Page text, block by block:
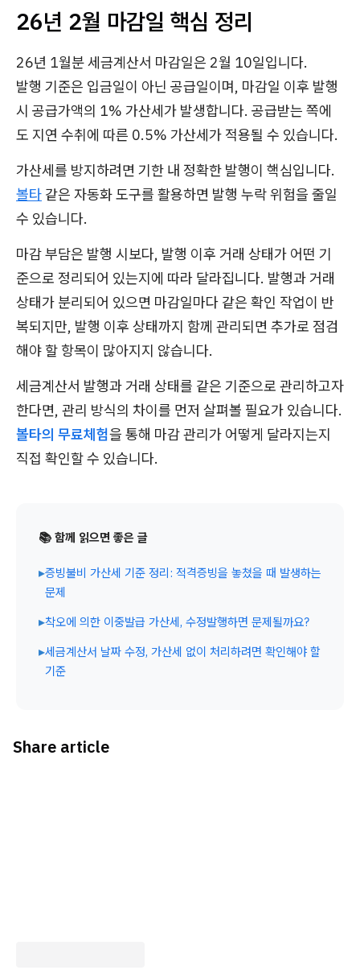
26년 2월 마감일 핵심 정리
26년 1월분 세금계산서 마감일은 2월 10일입니다.
발행 기준은 입금일이 아닌 공급일이며, 마감일 이후 발행
시 공급가액의 1% 가산세가 발생합니다. 공급받는 쪽에
도 지연 수취에 따른 0.5% 가산세가 적용될 수 있습니다.
가산세를 방지하려면 기한 내 정확한 발행이 핵심입니다.
볼타 같은 자동화 도구를 활용하면 발행 누락 위험을 줄일
수 있습니다.
마감 부담은 발행 시보다, 발행 이후 거래 상태가 어떤 기
준으로 정리되어 있는지에 따라 달라집니다. 발행과 거래
상태가 분리되어 있으면 마감일마다 같은 확인 작업이 반
복되지만, 발행 이후 상태까지 함께 관리되면 추가로 점검
해야 할 항목이 많아지지 않습니다.
세금계산서 발행과 거래 상태를 같은 기준으로 관리하고자
한다면, 관리 방식의 차이를 먼저 살펴볼 필요가 있습니다.
볼타의 무료체험을 통해 마감 관리가 어떻게 달라지는지
직접 확인할 수 있습니다.
📚 함께 읽으면 좋은 글
▸증빙불비 가산세 기준 정리: 적격증빙을 놓쳤을 때 발생하는
문제
▸착오에 의한 이중발급 가산세, 수정발행하면 문제될까요?
▸세금계산서 날짜 수정, 가산세 없이 처리하려면 확인해야 할
기준
Share article